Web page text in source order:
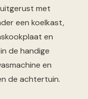
met
een koelkast,
en
de handige
en
de achtertuin.